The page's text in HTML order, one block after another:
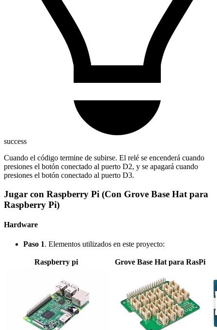
success
Cuando el código termine de subirse. El relé se encenderá cuando
presiones el botón conectado al puerto D2, y se apagará cuando
presiones el botón conectado al puerto D3.
Jugar con Raspberry Pi (Con Grove Base Hat para
Raspberry Pi)
Hardware
Paso 1. Elementos utilizados en este proyecto:
Raspberry pi Grove Base Hat para RasPi